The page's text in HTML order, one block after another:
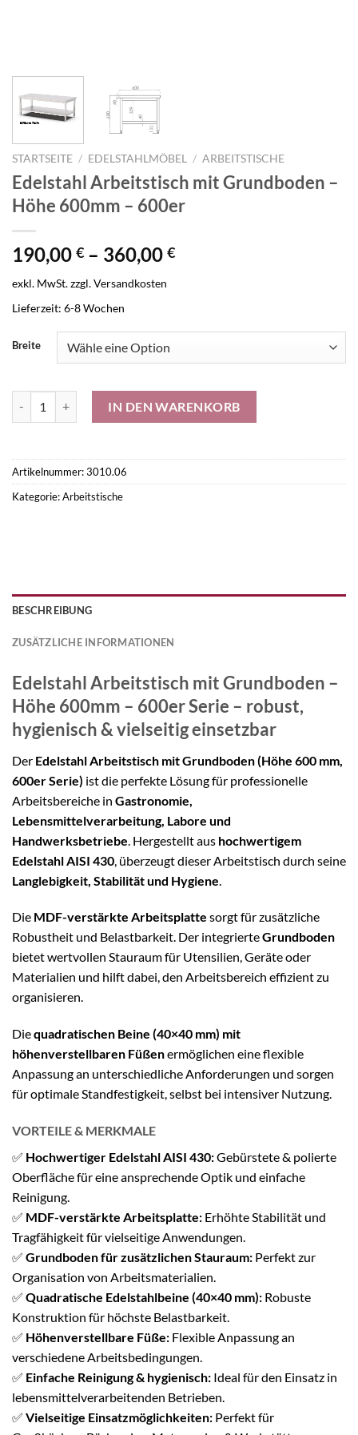
STARTSEITE / EDELSTAHLMÖBEL / ARBEITSTISCHE
Edelstahl Arbeitstisch mit Grundboden –
Höhe 600mm – 600er
190,00 € – 360,00 €
exkl. MwSt.zzgl.Versandkosten
Lieferzeit: 6-8 Wochen
Breite
IN DEN WARENKORB
Artikelnummer:3010.06
Kategorie:Arbeitstische
BESCHREIBUNG
ZUSÄTZLICHE INFORMATIONEN
Edelstahl Arbeitstisch mit Grundboden –
Höhe 600mm – 600er Serie – robust,
hygienisch & vielseitig einsetzbar
Der Edelstahl Arbeitstisch mit Grundboden (Höhe 600 mm,
600er Serie) ist die perfekte Lösung für professionelle
Arbeitsbereiche in Gastronomie,
Lebensmittelverarbeitung, Labore und
Handwerksbetriebe . Hergestellt aus hochwertigem
Edelstahl AISI 430 , überzeugt dieser Arbeitstisch durch seine
Langlebigkeit, Stabilität und Hygiene
Die MDF-verstärkte Arbeitsplatte sorgt für zusätzliche
Robustheit und Belastbarkeit. Der integrierteGrundboden
bietet wertvollen Stauraum für Utensilien, Geräte oder
Materialien und hilft dabei, den Arbeitsbereich effizient zu
organisieren.
Diequadratischen Beine (40×40 mm) mit
höhenverstellbaren Füßenermöglichen eine flexible
Anpassung an unterschiedliche Anforderungen und sorgen
für optimale Standfestigkeit, selbst bei intensiver Nutzung.
VORTEILE & MERKMALE
✅ Hochwertiger Edelstahl AISI 430:Gebürstete & polierte
Oberfläche für eine ansprechende Optik und einfache
Reinigung.
✅ MDF-verstärkte Arbeitsplatte: Erhöhte Stabilität und
Tragfähigkeit für vielseitige Anwendungen.
✅ Grundboden für zusätzlichen Stauraum: Perfekt zur
Organisation von Arbeitsmaterialien.
✅ Quadratische Edelstahlbeine (40×40 mm): Robuste
Konstruktion für höchste Belastbarkeit.
✅ Höhenverstellbare Füße: Flexible Anpassung an
verschiedene Arbeitsbedingungen.
✅ Einfache Reinigung & hygienisch: Ideal für den Einsatz in
lebensmittelverarbeitenden Betrieben.
✅ Vielseitige Einsatzmöglichkeiten: Perfekt für